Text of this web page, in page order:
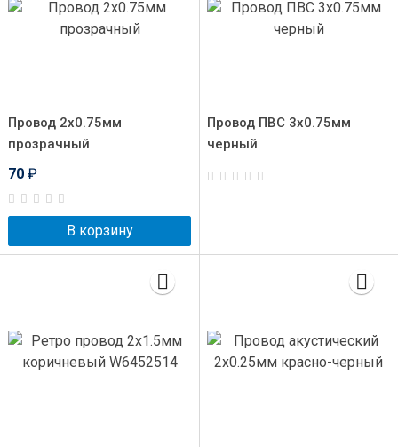
Провод 2x0.75мм
прозрачный
70 ₽
В корзину
Провод ПВС 3x0.75мм
черный